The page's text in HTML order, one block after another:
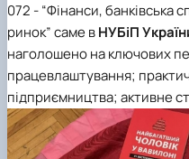
072 - “Фінанси, банківська
ринок”саме вНУБіП
наголошено на ключових
працевлаштування; п
підприємництва; активне